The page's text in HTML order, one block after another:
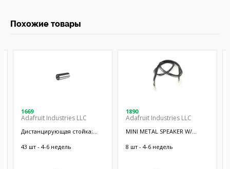
Похожие товары
1669
Adafruit Industries LLC
Дистанцирующая стойка;
латунь; никель
43 шт - 4-6 недель
1890
Adafruit Industries LLC
MINI METAL SPEAKER W/
8 шт - 4-6 недель